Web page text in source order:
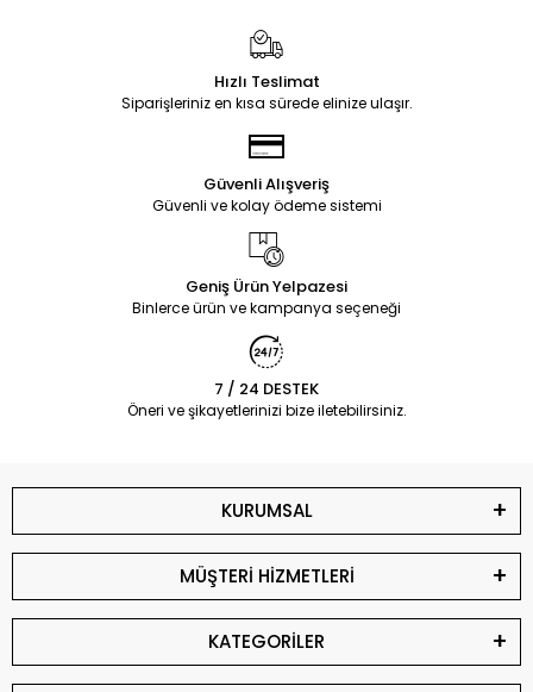
Hızlı Teslimat
Siparişleriniz en kısa sürede elinize ulaşır.
Güvenli Alışveriş
Güvenli ve kolay ödeme sistemi
Geniş Ürün Yelpazesi
Binlerce ürün ve kampanya seçeneği
7 / 24 DESTEK
Öneri ve şikayetlerinizi bize iletebilirsiniz.
KURUMSAL
MÜŞTERİ HİZMETLERİ
KATEGORİLER